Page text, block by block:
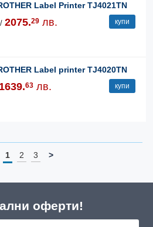
Label Printer TJ4021TN
/ 2075.29 лв. купи
Label printer TJ4020TN
1639.63 лв. купи
1 2 3 >
оферти!